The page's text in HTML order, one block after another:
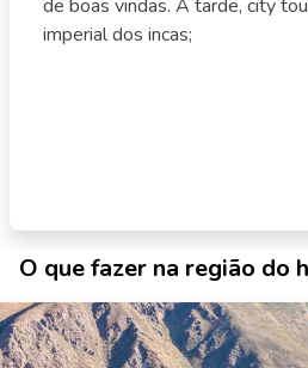
de boas vindas. A tarde, city
imperial dos incas;
O que fazer na região do